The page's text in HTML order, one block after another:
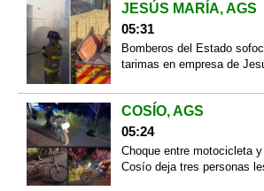
JESÚS MARÍA, AGS
05:31
Bomberos del Estado
tarimas en empresa de
COSÍO, AGS
05:24
Choque entre motocicleta
Cosío deja tres personas